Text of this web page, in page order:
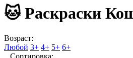
🐱 Раскраски
Возраст:
Любой 3+ 4+ 5+ 6+
Сортировка: